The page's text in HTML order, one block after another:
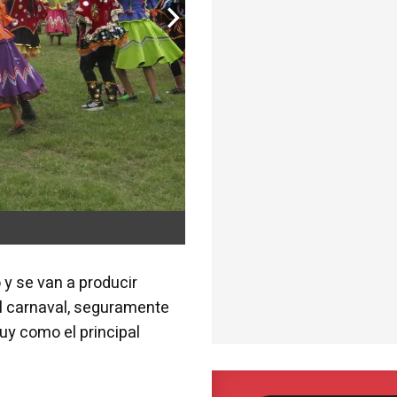
se van a producir
seguramente
como el principal